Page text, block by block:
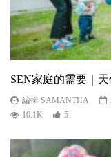
SEN家庭的需要｜
編輯 SAMANTHA
10.1K
5